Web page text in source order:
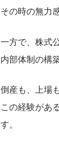
その時の無力
一方で、株式
内部体制の構
倒産も、上場
この経験があ
す。